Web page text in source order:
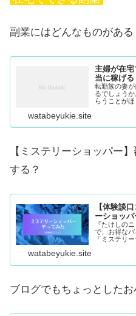
副業にはどんなものがある
主婦が在
当に稼げる
転勤族の妻
るでしょう
らうことが
を利用した
watabeyukie.site
【ミステリーショッパー
する？
【体験談
ーショッ
『たけしの
で、お得な
「ミステリ
タッフさん
watabeyukie.site
ブログでもちょっとした